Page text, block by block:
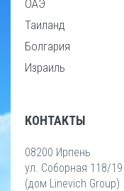
ОАЭ
Таиланд
Болгария
Израиль
КОНТАКТЫ
08200 Ирпень
ул. Соборная 118/19
(дом Linevich Group)